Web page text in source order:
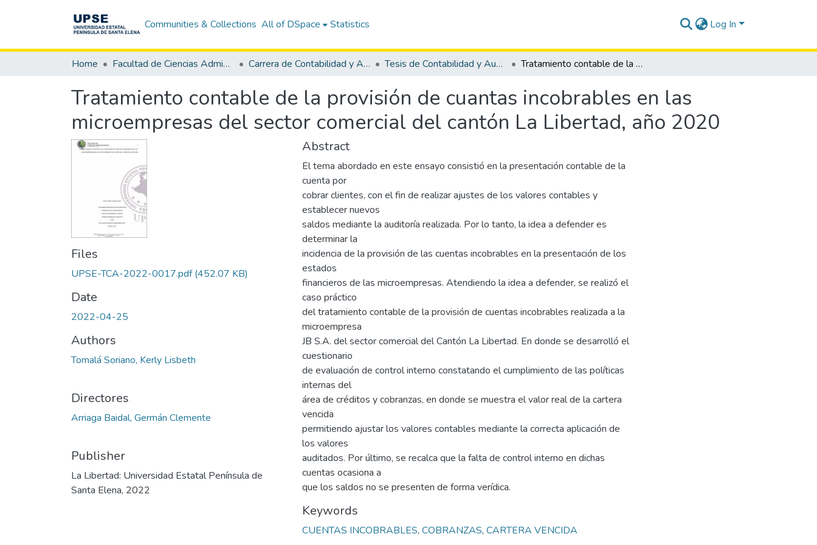
Communities & Collections All of DSpace Statistics Log In
Home Facultad de Ciencias Administrativas Carrera de Contabilidad y Auditoría Tesis de Contabilidad y Auditoría Tratamiento contable de la provisión de cuantas incobrables en las microempresas del sector comercial del cantón La Libertad, año 2020
Tratamiento contable de la provisión de cuantas incobrables en las
microempresas del sector comercial del cantón La Libertad, año 2020
Files
UPSE-TCA-2022-0017.pdf(452.07 KB)
Date
2022-04-25
Authors
Tomalá Soriano, Kerly Lisbeth
Directores
Arriaga Baidal, Germán Clemente
Publisher
La Libertad: Universidad Estatal Península de
Santa Elena, 2022
Abstract
El tema abordado en este ensayo consistió en la presentación contable de la
cuenta por
cobrar clientes, con el fin de realizar ajustes de los valores contables y
establecer nuevos
saldos mediante la auditoría realizada. Por lo tanto, la idea a defender es
determinar la
incidencia de la provisión de las cuentas incobrables en la presentación de los
estados
financieros de las microempresas. Atendiendo la idea a defender, se realizó el
caso práctico
del tratamiento contable de la provisión de cuentas incobrables realizada a la
microempresa
JB S.A. del sector comercial del Cantón La Libertad. En donde se desarrolló el
cuestionario
de evaluación de control interno constatando el cumplimiento de las políticas
internas del
área de créditos y cobranzas, en donde se muestra el valor real de la cartera
vencida
permitiendo ajustar los valores contables mediante la correcta aplicación de
los valores
auditados. Por último, se recalca que la falta de control interno en dichas
cuentas ocasiona a
que los saldos no se presenten de forma verídica.
Keywords
CUENTAS INCOBRABLES, COBRANZAS, CARTERA VENCIDA